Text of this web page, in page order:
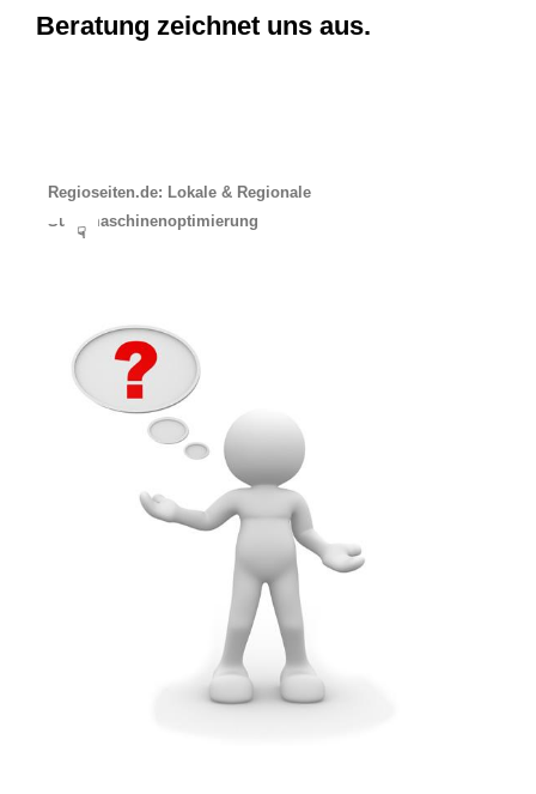
Beratung zeichnet uns aus.
Regioseiten.de: Lokale & Regionale
Suchmaschinenoptimierung
☟